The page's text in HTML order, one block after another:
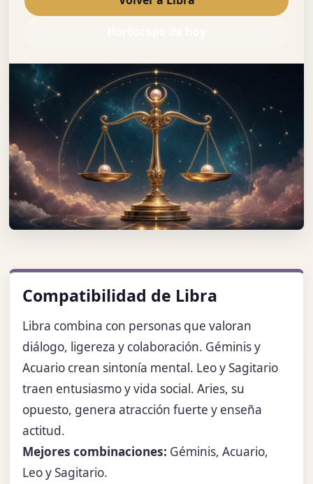
Compatibilidad de Libra
Libra combina con personas que valoran
diálogo, ligereza y colaboración. Géminis y
Acuario crean sintonía mental. Leo y Sagitario
traen entusiasmo y vida social. Aries, su
opuesto, genera atracción fuerte y enseña
actitud.
Mejores combinaciones: Géminis, Acuario,
Leo y Sagitario.